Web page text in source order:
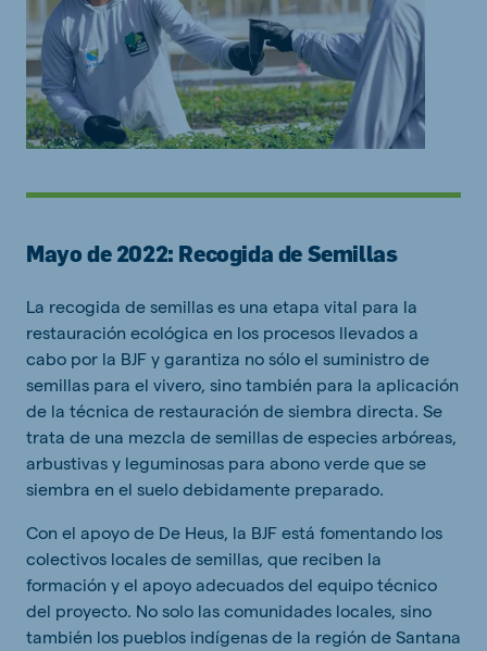
Mayo de 2022: Recogida de Semillas
La recogida de semillas es una etapa vital para la
restauración ecológica en los procesos llevados a
cabo por la BJF y garantiza no sólo el suministro de
semillas para el vivero, sino también para la aplicación
de la técnica de restauración de siembra directa. Se
trata de una mezcla de semillas de especies arbóreas,
arbustivas y leguminosas para abono verde que se
siembra en el suelo debidamente preparado.
Con el apoyo de De Heus, la BJF está fomentando los
colectivos locales de semillas, que reciben la
formación y el apoyo adecuados del equipo técnico
del proyecto. No solo las comunidades locales, sino
también los pueblos indígenas de la región de Santana